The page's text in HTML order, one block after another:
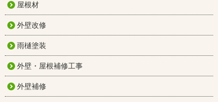
屋根材
外壁改修
雨樋塗装
外壁・屋根補修工事
外壁補修